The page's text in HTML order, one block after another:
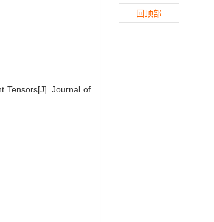
Tensors[J]. Journal of
回顶部